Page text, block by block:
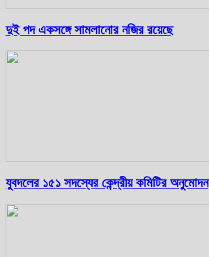
দুই পদ একসঙ্গে সামলানোর নজির রয়েছে
যুবদলের ১৫১ সদস্যের কেন্দ্রীয় কমিটির অনুমোদন